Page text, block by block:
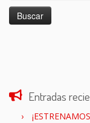
Entradas